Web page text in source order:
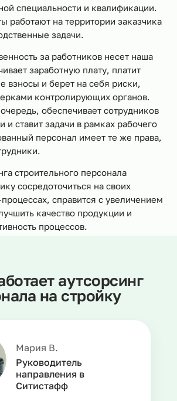
специальности и квалификации.
работают на территории заказчика
задачи.
за работников несет наша
заработную плату, платит
взносы и берет на себя риски,
контролирующих органов.
обеспечивает сотрудников
и ставит задачи в рамках рабочего
персонал имеет те же права,
строительного персонала
сосредоточиться на своих
справится с увеличением
качество продукции и
процессов.
Мария В.
Руководитель
направления в
Ситистафф
аутсорсинг
на стройку